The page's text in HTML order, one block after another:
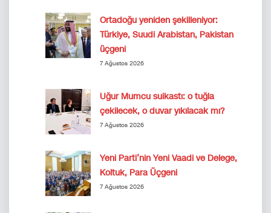
Ortadoğu yeniden şekilleniyor:
Türkiye, Suudi Arabistan, Pakistan
üçgeni
7 Ağustos 2026
Uğur Mumcu suikastı: o tuğla
çekilecek, o duvar yıkılacak mı?
7 Ağustos 2026
Yeni Parti’nin Yeni Vaadi ve Delege,
Koltuk, Para Üçgeni
7 Ağustos 2026